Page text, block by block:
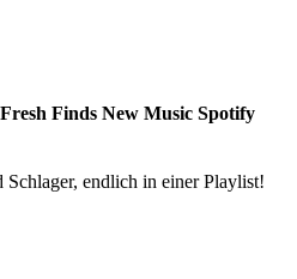
Finds New Music Spotify
Schlager, endlich in einer Playlist!